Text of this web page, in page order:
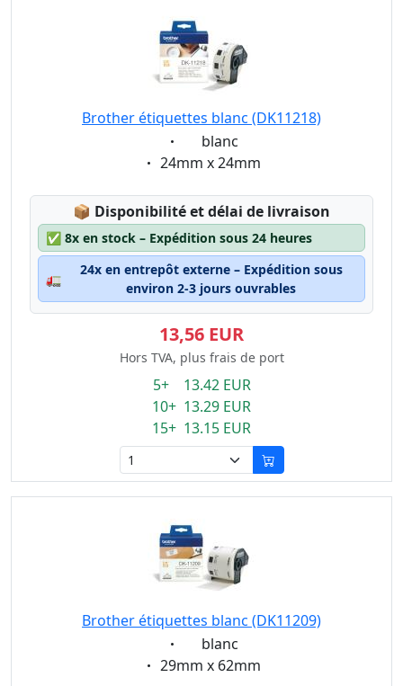
Brother étiquettes blanc (DK11218)
Eigenschaft:
blanc
Eigenschaft:
24mm x 24mm
📦 Lagerstatus:
Disponibilité et délai de livraison
✅ 8x en stock – Expédition sous 24 heures
🚛
24x en entrepôt externe – Expédition sous
environ 2-3 jours ouvrables
13,56 EUR
Hors TVA, plus frais de port
5+ 13.42 EUR
10+ 13.29 EUR
15+ 13.15 EUR
Brother étiquettes blanc (DK11209)
Eigenschaft:
blanc
Eigenschaft:
29mm x 62mm